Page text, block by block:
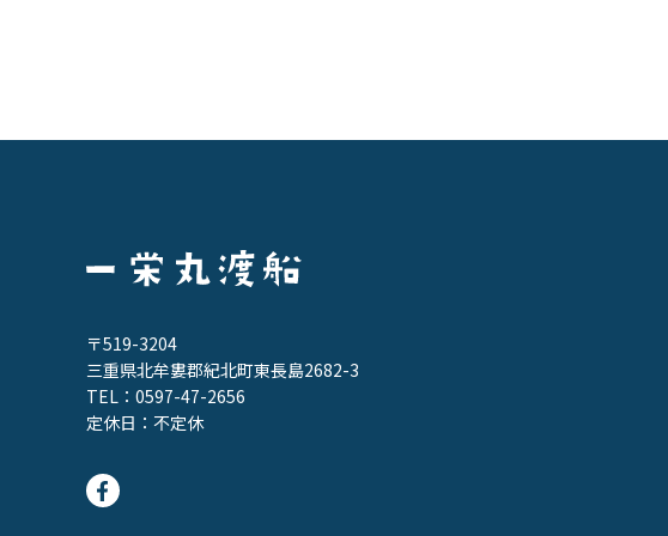
〒519-3204
三重県北牟婁郡紀北町東長島2682-3
TEL： 0597-47-2656
定休日：不定休